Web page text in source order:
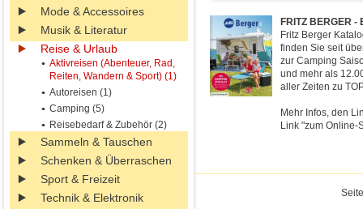
Mode & Accessoires
Musik & Literatur
Reise & Urlaub
Aktivreisen (Abenteuer, Rad,
Reiten, Wandern & Sport) (1)
Autoreisen (1)
Camping (5)
Reisebedarf & Zubehör (2)
Sammeln & Tauschen
Schenken & Überraschen
Sport & Freizeit
Technik & Elektronik
FRITZ BERGER
Fritz Berger
finden Sie seit
zur Camping
und mehr als
aller Zeiten zu
Mehr Infos, den
Link "zum Online-